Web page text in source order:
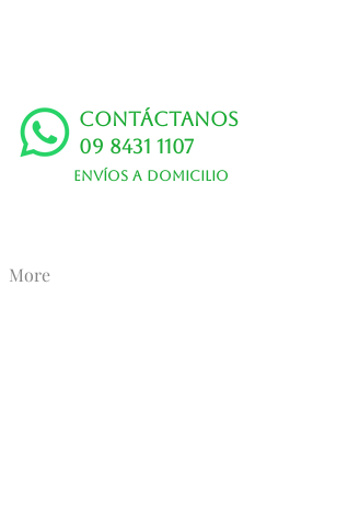
Contáctanos
09 8431 1107
Envíos a domicilio
More